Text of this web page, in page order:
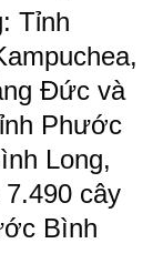
Tỉnh
Đức và
Phước
Long,
cây
Bình